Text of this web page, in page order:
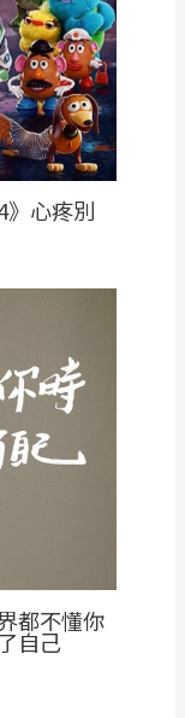
》心疼別
都不懂你
自己